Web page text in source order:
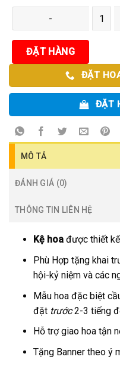
ĐẶT HÀNG
ĐẶT
ĐẶT
MÔ TẢ
ĐÁNH GIÁ (0)
THÔNG TIN LIÊN HỆ
Kệ hoa được thiết
Phù Hợp tặng khai
hội-kỷ niệm và các
Mẫu hoa đặc biệt
đặt trước2-3 tiếng
Hỗ trợ giao hoa tận
Tặng Banner theo ý